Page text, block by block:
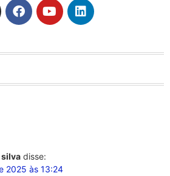
silva disse:
2025 às 13:24